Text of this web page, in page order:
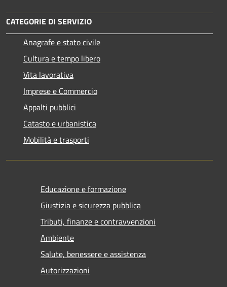
CATEGORIE DI SERVIZIO
Anagrafe e stato civile
Cultura e tempo libero
Vita lavorativa
Imprese e Commercio
Appalti pubblici
Catasto e urbanistica
Mobilità e trasporti
Educazione e formazione
Giustizia e sicurezza pubblica
Tributi, finanze e contravvenzioni
Ambiente
Salute, benessere e assistenza
Autorizzazioni